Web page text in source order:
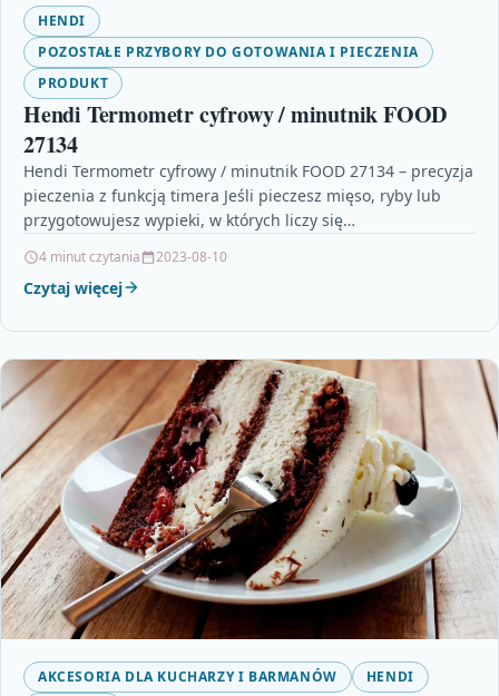
HENDI
POZOSTAŁE PRZYBORY DO GOTOWANIA I PIECZENIA
PRODUKT
Hendi Termometr cyfrowy / minutnik FOOD
27134
Hendi Termometr cyfrowy / minutnik FOOD 27134 – precyzja
pieczenia z funkcją timera Jeśli pieczesz mięso, ryby lub
przygotowujesz wypieki, w których liczy się…
4 minut czytania 2023-08-10
Czytaj więcej
AKCESORIA DLA KUCHARZY I BARMANÓW
HENDI